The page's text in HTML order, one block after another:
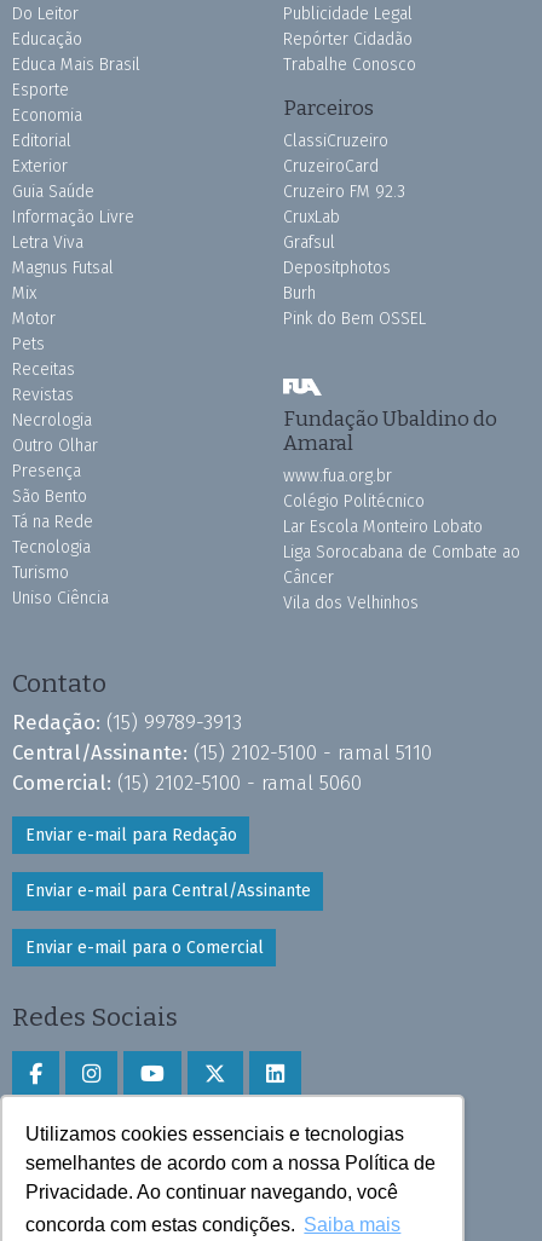
Utilizamos cookies essenciais e tecnologias
semelhantes de acordo com a nossa Política de
Privacidade. Ao continuar navegando, você
concorda com estas condições. Saiba mais
Do Leitor
Educação
Educa Mais Brasil
Esporte
Economia
Editorial
Exterior
Guia Saúde
Informação Livre
Letra Viva
Magnus Futsal
Mix
Motor
Pets
Receitas
Revistas
Necrologia
Outro Olhar
Presença
São Bento
Tá na Rede
Tecnologia
Turismo
Uniso Ciência
Publicidade Legal
Repórter Cidadão
Trabalhe Conosco
Parceiros
ClassiCruzeiro
CruzeiroCard
Cruzeiro FM 92.3
CruxLab
Grafsul
Depositphotos
Burh
Pink do Bem OSSEL
Fundação Ubaldino do
Amaral
www.fua.org.br
Colégio Politécnico
Lar Escola Monteiro Lobato
Liga Sorocabana de Combate ao
Câncer
Vila dos Velhinhos
Contato
Redação: (15) 99789-3913
Central/Assinante: (15) 2102-5100 - ramal 5110
Comercial: (15) 2102-5100 - ramal 5060
Enviar e-mail para Redação
Enviar e-mail para Central/Assinante
Enviar e-mail para o Comercial
Redes Sociais
Faça download do aplicativo
Play Store e App Store